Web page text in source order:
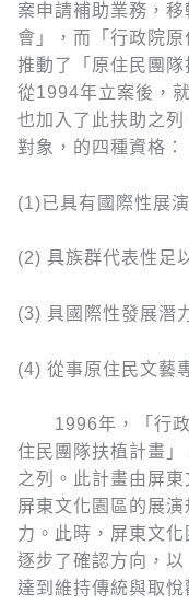
案申請補助業務，
會」，而「行政院
推動了「原住民團隊
從1994年立案後，
也加入了此扶助之
對象，的四種資格：
(1)已具有國際性展
(2) 具族群代表性足
(3) 具國際性發展潛
(4) 從事原住民文藝
1996年，「行政
住民團隊扶植計畫
之列。此計畫由屏
屏東文化園區的展
力。此時，屏東文
逐步了確認方向，
達到維持傳統與取